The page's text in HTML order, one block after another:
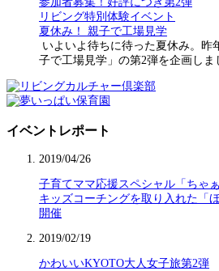
リビング特別体験イベント
夏休み！ 親子で工場見学
いよいよ待ちに待った夏休み。昨
子で工場見学」の第2弾を企画し
イベントレポート
2019/04/26
子育てママ応援スペシャル「ちゃ
キッズコーチングを取り入れた「
開催
2019/02/19
かわいいKYOTO大人女子旅第2弾